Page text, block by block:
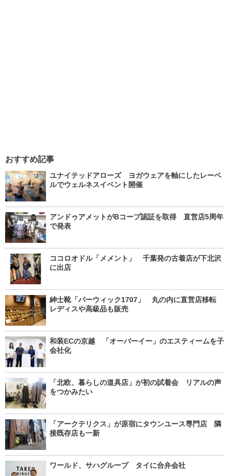
おすすめ記事
ユナイテッドアローズ ヨガウェアを軸にしたレーベ
ルでウェルネスイベント開催
アンドゥアメットがBコープ認証を取得 直営店5周年
で発表
ココロオドル「メメント」 千葉発の古着店が下北沢
に出店
紳士靴「バーウィック1707」 丸の内に直営店移転
レディスや高級品も販売
和装ECの京越 「オーバーイー」のエスティームを子
会社化
「北欧、暮らしの道具店」が初の試着会 リアルの声
をつかみたい
「アークテリクス」が原宿にタウンユース専門店 隣
接既存店も一新
ワールド、サハグループ タイに合弁会社